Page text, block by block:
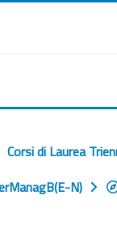
Corsi di Laurea
N)